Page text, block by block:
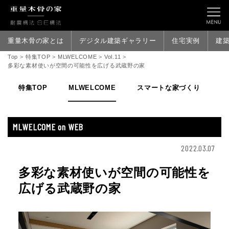
重量木骨の家とは デジタル建築ギャラリー 住宅実例 建
Top > 特集TOP > MLWELCOME > Vol.11 >
多彩な素材使いが空間の可能性を広げる武蔵野の家
特集TOP MLWELCOME スマートな家づくり
MLWELCOME on WEB
2022.03.07
多彩な素材使いが空間の可能性を
広げる武蔵野の家